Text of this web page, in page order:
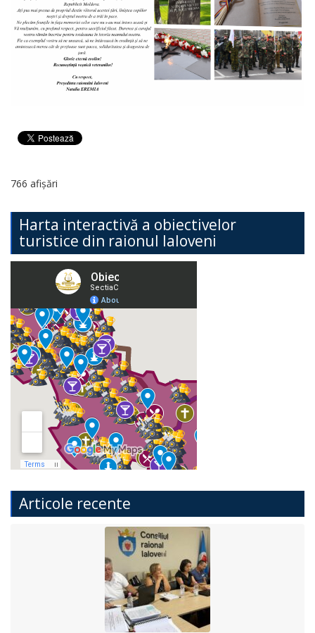
766 afișări
Harta interactivă a obiectivelor
turistice din raionul Ialoveni
Articole recente